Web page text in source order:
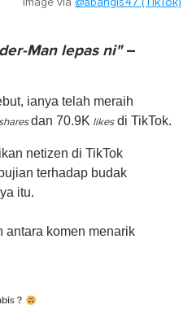
Image via @abangis47 (TikTok)
Man lepas ni"–
ianya telah meraih
sharesdan 70.9K likesdi TikTok.
netizen di TikTok
terhadap budak
itu.
antara komen menarik